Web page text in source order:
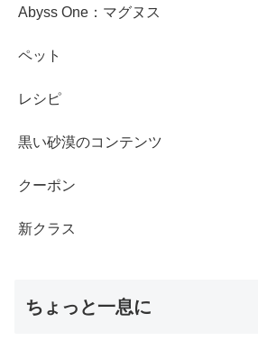
Abyss One：マグヌス
ペット
レシピ
黒い砂漠のコンテンツ
クーポン
新クラス
ちょっと一息に